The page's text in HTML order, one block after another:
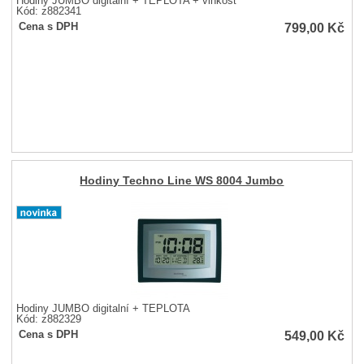
Kód: z882341
Cena s DPH
799,00 Kč
Hodiny Techno Line WS 8004 Jumbo
Hodiny JUMBO digitalní + TEPLOTA
Kód: z882329
Cena s DPH
549,00 Kč